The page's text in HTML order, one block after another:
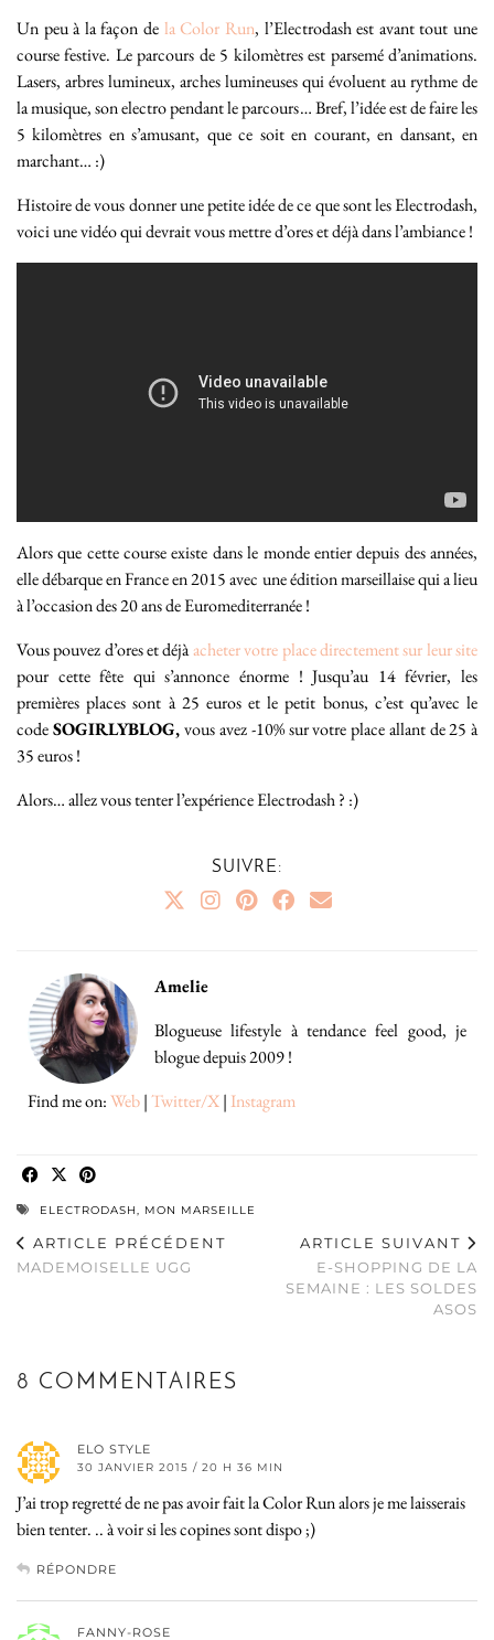
Un peu à la façon de la Color Run, l’Electrodash est avant tout une
course festive. Le parcours de 5 kilomètres est parsemé d’animations.
Lasers, arbres lumineux, arches lumineuses qui évoluent au rythme de
la musique, son electro pendant le parcours… Bref, l’idée est de faire les
5 kilomètres en s’amusant, que ce soit en courant, en dansant, en
marchant… :)
Histoire de vous donner une petite idée de ce que sont les Electrodash,
voici une vidéo qui devrait vous mettre d’ores et déjà dans l’ambiance !
Alors que cette course existe dans le monde entier depuis des années,
elle débarque en France en 2015 avec une édition marseillaise qui a lieu
à l’occasion des 20 ans de Euromediterranée !
Vous pouvez d’ores et déjàacheter votre place directement sur leur site
pour cette fête qui s’annonce énorme ! Jusqu’au 14 février, les
premières places sont à 25 euros et le petit bonus, c’est qu’avec le
codeSOGIRLYBLOG,vous avez -10% sur votre place allant de 25 à
35 euros !
Alors… allez vous tenter l’expérience Electrodash ? :)
SUIVRE:
Amelie
Blogueuse lifestyle à tendance feel good, je
blogue depuis 2009 !
Find me on:Web|Twitter/X| Instagram
ELECTRODASH, MON MARSEILLE
ARTICLE PRÉCÉDENT
MADEMOISELLE UGG
ARTICLE SUIVANT
E-SHOPPING DE LA
SEMAINE : LES SOLDES
ASOS
8 COMMENTAIRES
ELO STYLE
30 JANVIER 2015 / 20 H 36 MIN
J’ai trop regretté de ne pas avoir fait la Color Run alors je me laisserais
bien tenter. .. à voir si les copines sont dispo ;)
RÉPONDRE
FANNY-ROSE